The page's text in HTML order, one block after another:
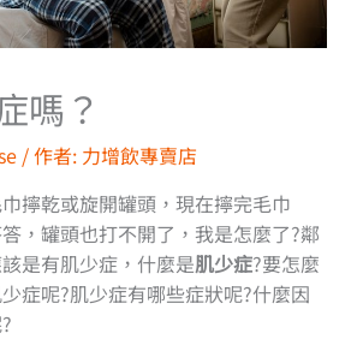
嗎？
/ 作者: 力增飲專賣店
擰乾或旋開罐頭，現在擰完毛巾
，罐頭也打不開了，我是怎麼了?鄰
是有肌少症，什麼是肌少症?要怎麼
症呢?肌少症有哪些症狀呢?什麼因